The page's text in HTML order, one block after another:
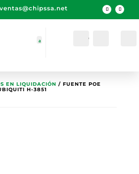
ventas@chipssa.net
Cuenta
EN LIQUIDACIÓN / FUENTE POE
H-3851